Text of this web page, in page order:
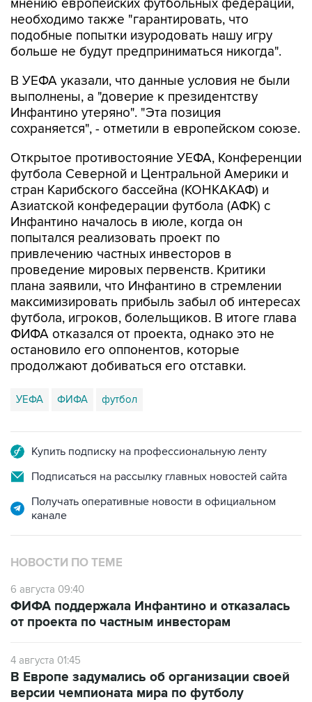
мнению европейских футбольных федераций,
необходимо также "гарантировать, что
подобные попытки изуродовать нашу игру
больше не будут предприниматься никогда".
В УЕФА указали, что данные условия не были
выполнены, а "доверие к президентству
Инфантино утеряно". "Эта позиция
сохраняется", - отметили в европейском союзе.
Открытое противостояние УЕФА, Конференции
футбола Северной и Центральной Америки и
стран Карибского бассейна (КОНКАКАФ) и
Азиатской конфедерации футбола (АФК) с
Инфантино началось в июле, когда он
попытался реализовать проект по
привлечению частных инвесторов в
проведение мировых первенств. Критики
плана заявили, что Инфантино в стремлении
максимизировать прибыль забыл об интересах
футбола, игроков, болельщиков. В итоге глава
ФИФА отказался от проекта, однако это не
остановило его оппонентов, которые
продолжают добиваться его отставки.
УЕФА ФИФА футбол
Купить подписку на профессиональную ленту
Подписаться на рассылку главных новостей сайта
Получать оперативные новости в официальном
канале
НОВОСТИ ПО ТЕМЕ
6 августа 09:40
ФИФА поддержала Инфантино и отказалась
от проекта по частным инвесторам
4 августа 01:45
В Европе задумались об организации своей
версии чемпионата мира по футболу